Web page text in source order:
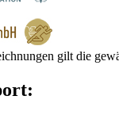
gilt die